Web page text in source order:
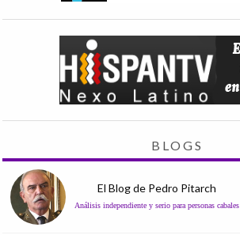
BLOGS
El Blog de Pedro Pitarch
Análisis independiente y serio para personas cabales